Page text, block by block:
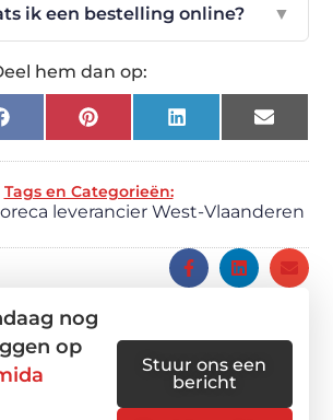
ik een bestelling online? ▼
hem dan op:
FacebookPinterestLinkedIn Email
Tags en Categorieën:
leverancier West-Vlaanderen
nog
op
Stuur ons een
bericht